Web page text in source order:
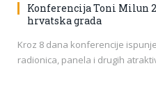
Konferencija Toni Milun
hrvatska grada
Kroz 8 dana konferencije
radionica, panela i drugih